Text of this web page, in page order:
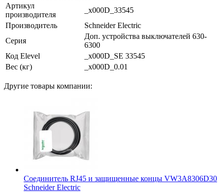
Артикул
производителя
_x000D_33545
Производитель
Schneider Electric
Серия
Доп. устройства выключателей 630-
6300
Код Elevel
_x000D_SE 33545
Вес (кг)
_x000D_0.01
Другие товары компании:
Соединитель RJ45 и защищенные концы VW3A8306D30
Schneider Electric